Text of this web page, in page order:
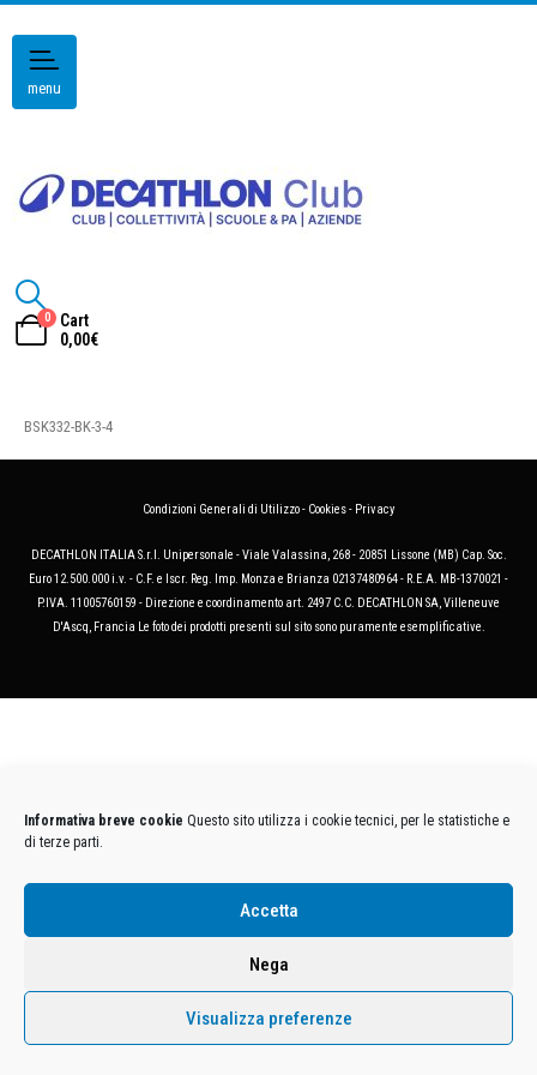
Informativa breve cookie Questo sito utilizza i cookie tecnici, per le statistiche e
di terze parti.
Accetta
Nega
Visualizza preferenze
menu
0
Cart
0,00€
BSK332-BK-3-4
Condizioni Generali di Utilizzo- Cookies- Privacy
DECATHLON ITALIA S.r.l. Unipersonale - Viale Valassina, 268 - 20851 Lissone (MB) Cap. Soc.
Euro 12.500.000 i.v. - C.F. e Iscr. Reg. Imp. Monza e Brianza 02137480964 - R.E.A. MB-1370021 -
P.IVA. 11005760159 - Direzione e coordinamento art. 2497 C.C. DECATHLON SA, Villeneuve
D'Ascq, Francia Le foto dei prodotti presenti sul sito sono puramente esemplificative.